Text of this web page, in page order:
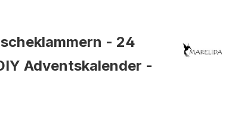
- 24
Adventskalender -